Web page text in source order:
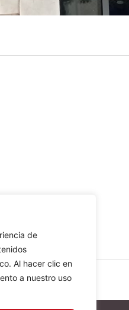
de
Al hacer clic en
a nuestro uso